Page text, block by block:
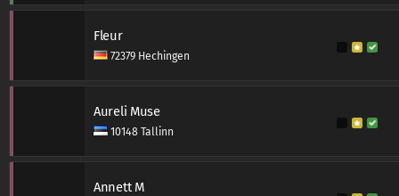
Fleur
72379 Hechingen
Aureli Muse
10148 Tallinn
Annett M